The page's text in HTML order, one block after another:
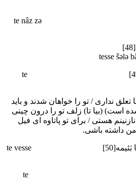
تِه نازّه بَکشم مِه نازنینی te nâz zә
تِسّه شله بافم شله یِ فیلی[48]
تِه دَوسّا بوشا مِه یادگاری[49] te
نداری / تو را خواهان شدند و باید
است) (بیا تا) زلف تو را درون چینی
هستی / برای تو پاتاوه ای فیل
من داشته باشی.
23- تِه وِسِّه من سون میچکا بَئیمه[50] te vesse
تِه وِسِّه عَلفِ صَحرا بَئیمه te